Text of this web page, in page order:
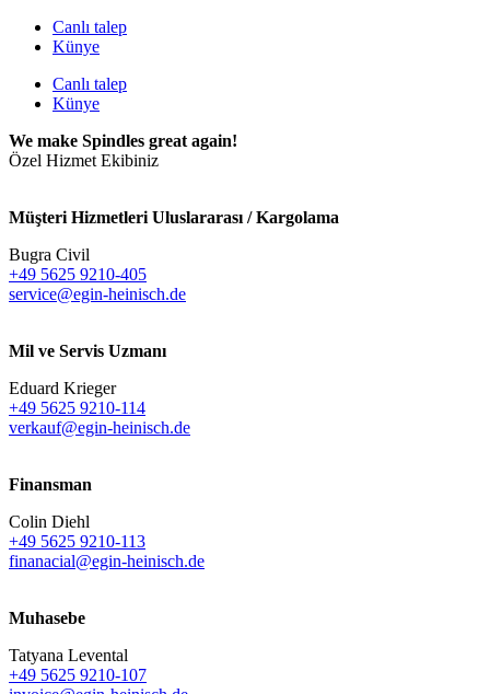
Canlı talep
Künye
Canlı talep
Künye
We make Spindles great again!
Özel Hizmet Ekibiniz
Müşteri Hizmetleri Uluslararası / Kargolama
Bugra Civil
+49 5625 9210-405
service@egin-heinisch.de
Mil ve Servis Uzmanı
Eduard Krieger
+49 5625 9210-114
verkauf@egin-heinisch.de
Finansman
Colin Diehl
+49 5625 9210-113
finanacial@egin-heinisch.de
Muhasebe
Tatyana Levental
+49 5625 9210-107